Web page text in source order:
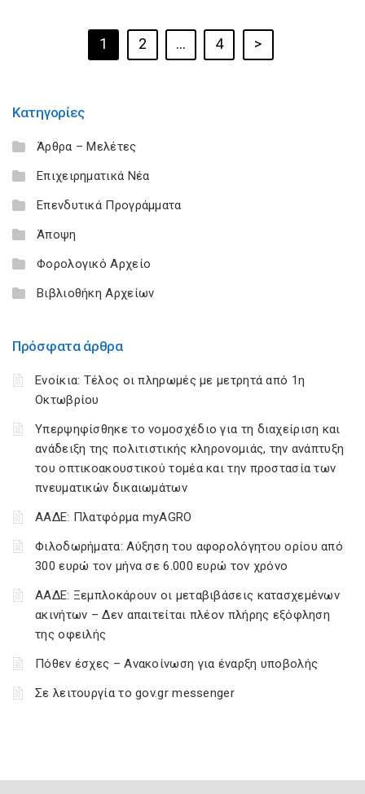
1 2 … 4 >
Κατηγορίες
Άρθρα – Μελέτες
Επιχειρηματικά Νέα
Επενδυτικά Προγράμματα
Άποψη
Φορολογικό Αρχείο
Βιβλιοθήκη Αρχείων
Πρόσφατα άρθρα
Ενοίκια: Τέλος οι πληρωμές με μετρητά από 1η
Οκτωβρίου
Υπερψηφίσθηκε το νομοσχέδιο για τη διαχείριση και
ανάδειξη της πολιτιστικής κληρονομιάς, την ανάπτυξη
του οπτικοακουστικού τομέα και την προστασία των
πνευματικών δικαιωμάτων
ΑΑΔΕ: Πλατφόρμα myAGRO
Φιλοδωρήματα: Αύξηση του αφορολόγητου ορίου από
300 ευρώ τον μήνα σε 6.000 ευρώ τον χρόνο
ΑΑΔΕ: Ξεμπλοκάρουν οι μεταβιβάσεις κατασχεμένων
ακινήτων – Δεν απαιτείται πλέον πλήρης εξόφληση
της οφειλής
Πόθεν έσχες – Ανακοίνωση για έναρξη υποβολής
Σε λειτουργία το gov.gr messenger